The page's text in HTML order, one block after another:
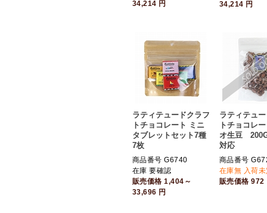
34,214 円
34,214 円
ラティテュードクラフ
トチョコレート ミニ
タブレットセット7種
7枚
商品番号 G6740
在庫 要確認
販売価格1,404～
33,696 円
ラティテュ
トチョコレ
オ生豆
対応
商品番号
在庫無 入荷
販売価格972